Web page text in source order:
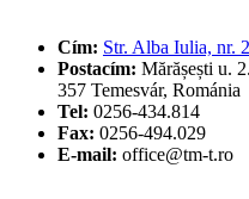
Cím: Str. Alba Iulia, nr.
Postacím: Mărășești u.
357 Temesvár, Románia
Tel: 0256-434.814
Fax: 0256-494.029
E-mail: office@tm-t.ro